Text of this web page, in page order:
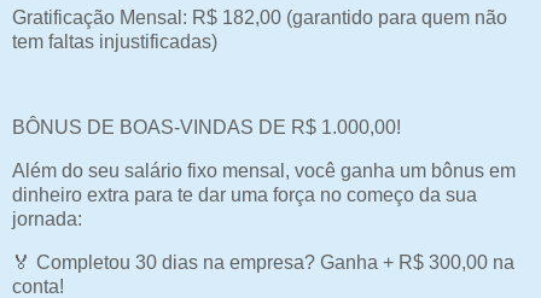
Gratificação Mensal: R$ 182,00 (garantido para quem não
tem faltas injustificadas)
BÔNUS DE BOAS-VINDAS DE R$ 1.000,00!
Além do seu salário fixo mensal, você ganha um bônus em
dinheiro extra para te dar uma força no começo da sua
jornada:
🏅 Completou 30 dias na empresa? Ganha + R$ 300,00 na
conta!